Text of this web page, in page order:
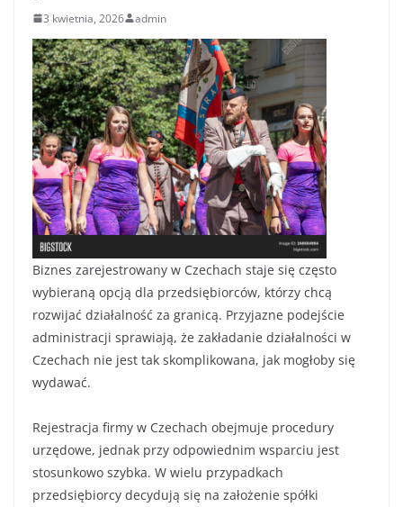
3 kwietnia, 2026 admin
Biznes zarejestrowany w Czechach staje się często
wybieraną opcją dla przedsiębiorców, którzy chcą
rozwijać działalność za granicą. Przyjazne podejście
administracji sprawiają, że zakładanie działalności w
Czechach nie jest tak skomplikowana, jak mogłoby się
wydawać.
Rejestracja firmy w Czechach obejmuje procedury
urzędowe, jednak przy odpowiednim wsparciu jest
stosunkowo szybka. W wielu przypadkach
przedsiębiorcy decydują się na założenie spółki